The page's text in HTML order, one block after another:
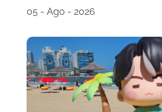
05 - Ago - 2026